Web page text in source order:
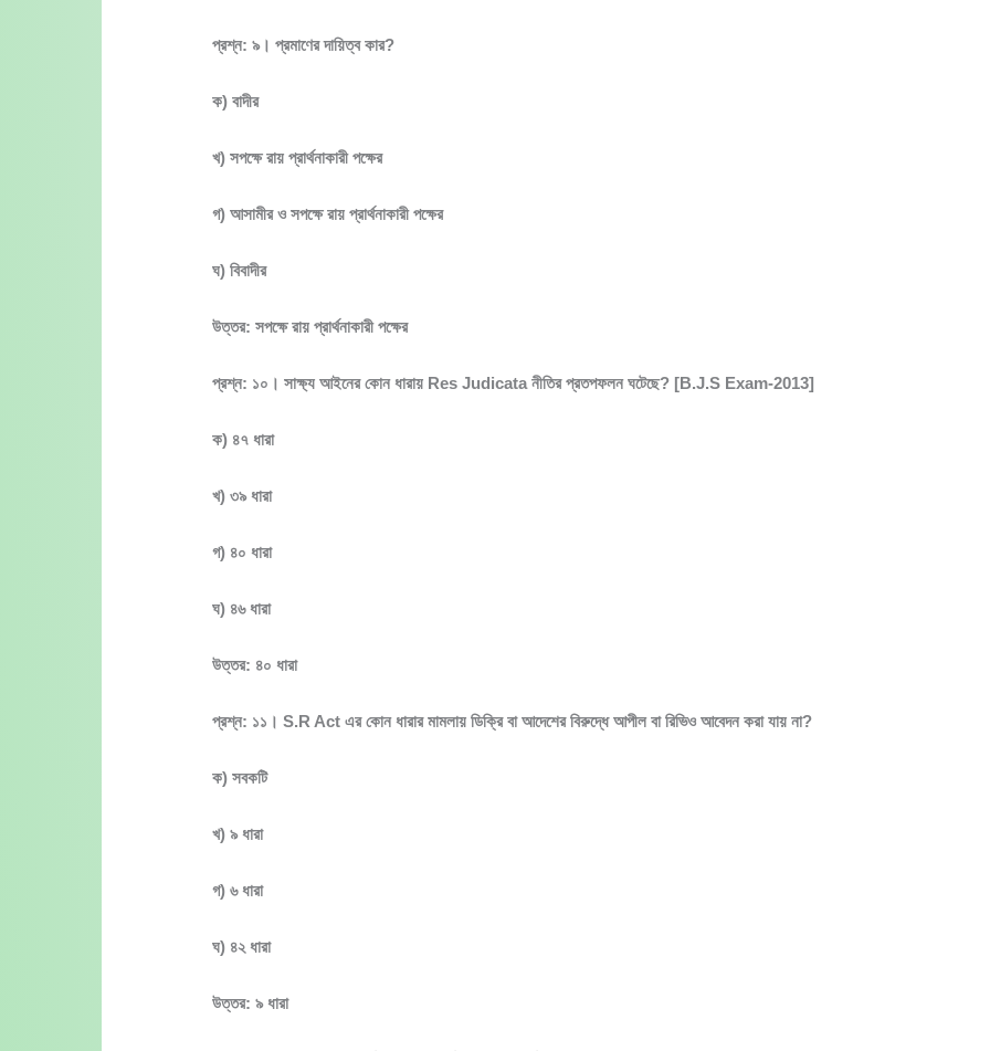
প্রশ্ন: ৯। প্রমাণের দায়িত্ব কার?
ক) বাদীর
খ) সপক্ষে রায় প্রার্থনাকারী পক্ষের
গ) আসামীর ও সপক্ষে রায় প্রার্থনাকারী পক্ষের
ঘ) বিবাদীর
উত্তর: সপক্ষে রায় প্রার্থনাকারী পক্ষের
প্রশ্ন: ১০। সাক্ষ্য আইনের কোন ধারায় Res Judicata নীতির প্রতপফলন ঘটেছে? [B.J.S Exam-2013]
ক) ৪৭ ধারা
খ) ৩৯ ধারা
গ) ৪০ ধারা
ঘ) ৪৬ ধারা
উত্তর: ৪০ ধারা
প্রশ্ন: ১১। S.R Act এর কোন ধারার মামলায় ডিক্রি বা আদেশের বিরুদ্ধে আপীল বা রিভিও আবেদন করা যায় না?
ক) সবকটি
খ) ৯ ধারা
গ) ৬ ধারা
ঘ) ৪২ ধারা
উত্তর: ৯ ধারা